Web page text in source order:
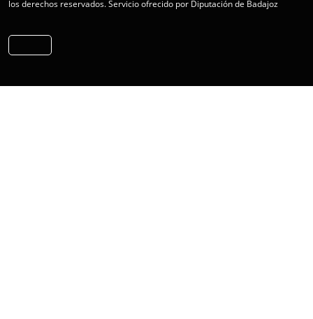
los derechos reservados.Servicio ofrecido por Diputación de Badajoz